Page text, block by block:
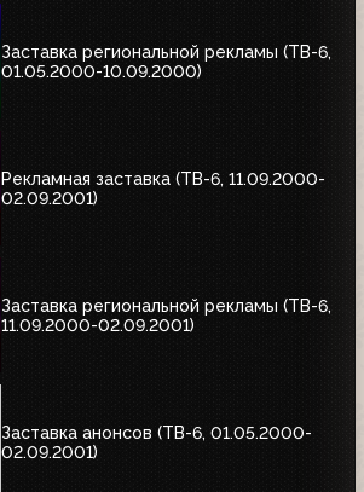
Заставка региональной рекламы (ТВ-6,
01.05.2000-10.09.2000)
Рекламная заставка (ТВ-6, 11.09.2000-
02.09.2001)
Заставка региональной рекламы (ТВ-6,
11.09.2000-02.09.2001)
Заставка анонсов (ТВ-6, 01.05.2000-
02.09.2001)